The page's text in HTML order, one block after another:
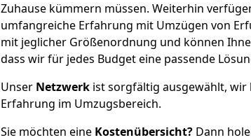
Zuhause kümmern müssen. Weiterhin
umfangreiche Erfahrung mit Umzügen von
mit jeglicher Größenordnung und können
dass wir für jedes Budget eine passende
Unser Netzwerk ist sorgfältig ausgewählt, wir
Erfahrung im Umzugsbereich.
Sie möchten eine Kostenübersicht? Dann